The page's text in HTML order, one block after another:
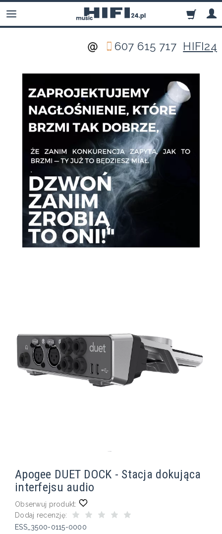
607 615 717 HIFI24
Apogee DUET DOCK - Stacja dokująca
interfejsu audio
Obserwuj produkt:
Dodaj recenzję:
ESS_3500-0115-0000